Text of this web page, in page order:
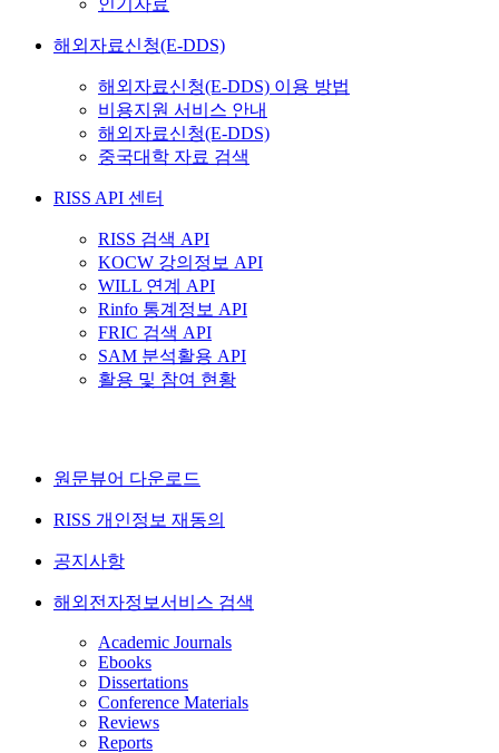
인기자료
해외자료신청(E-DDS)
해외자료신청(E-DDS) 이용 방법
비용지원 서비스 안내
해외자료신청(E-DDS)
중국대학 자료 검색
RISS API 센터
RISS 검색 API
KOCW 강의정보 API
WILL 연계 API
Rinfo 통계정보 API
FRIC 검색 API
SAM 분석활용 API
활용 및 참여 현황
원문뷰어 다운로드
RISS 개인정보 재동의
공지사항
해외전자정보서비스 검색
Academic Journals
Ebooks
Dissertations
Conference Materials
Reviews
Reports